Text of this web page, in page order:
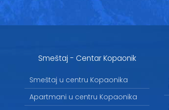
Smeštaj - Centar Kopaonik
Smeštaj u centru Kopaonika
Apartmani u centru Kopaonika